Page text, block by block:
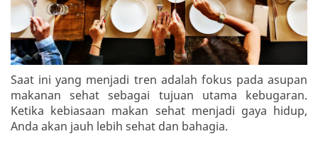
Saat ini yang menjadi tren adalah fokus pada asupan
makanan sehat sebagai tujuan utama kebugaran.
Ketika kebiasaan makan sehat menjadi gaya hidup,
Anda akan jauh lebih sehat dan bahagia.